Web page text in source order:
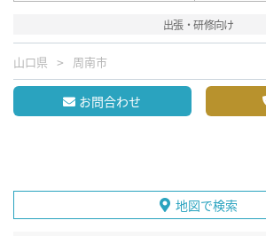
出張・研修向け
山口県 周南市
お問合わせ
地図で検索